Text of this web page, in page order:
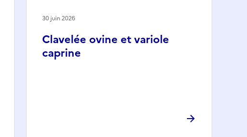
Clavelée ovine et variole
caprine
30 juin 2026